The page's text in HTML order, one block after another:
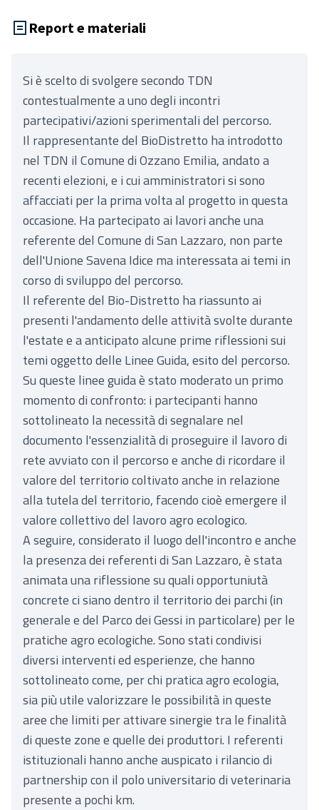
Report e materiali
Si è scelto di svolgere secondo TDN
contestualmente a uno degli incontri
partecipativi/azioni sperimentali del percorso.
Il rappresentante del BioDistretto ha introdotto
nel TDN il Comune di Ozzano Emilia, andato a
recenti elezioni, e i cui amministratori si sono
affacciati per la prima volta al progetto in questa
occasione. Ha partecipato ai lavori anche una
referente del Comune di San Lazzaro, non parte
dell'Unione Savena Idice ma interessata ai temi in
corso di sviluppo del percorso.
Il referente del Bio-Distretto ha riassunto ai
presenti l'andamento delle attività svolte durante
l'estate e a anticipato alcune prime riflessioni sui
temi oggetto delle Linee Guida, esito del percorso.
Su queste linee guida è stato moderato un primo
momento di confronto: i partecipanti hanno
sottolineato la necessità di segnalare nel
documento l'essenzialità di proseguire il lavoro di
rete avviato con il percorso e anche di ricordare il
valore del territorio coltivato anche in relazione
alla tutela del territorio, facendo cioè emergere il
valore collettivo del lavoro agro ecologico.
A seguire, considerato il luogo dell'incontro e anche
la presenza dei referenti di San Lazzaro, è stata
animata una riflessione su quali opportuniutà
concrete ci siano dentro il territorio dei parchi (in
generale e del Parco dei Gessi in particolare) per le
pratiche agro ecologiche. Sono stati condivisi
diversi interventi ed esperienze, che hanno
sottolineato come, per chi pratica agro ecologia,
sia più utile valorizzare le possibilità in queste
aree che limiti per attivare sinergie tra le finalità
di queste zone e quelle dei produttori. I referenti
istituzionali hanno anche auspicato i rilancio di
partnership con il polo universitario di veterinaria
presente a pochi km.